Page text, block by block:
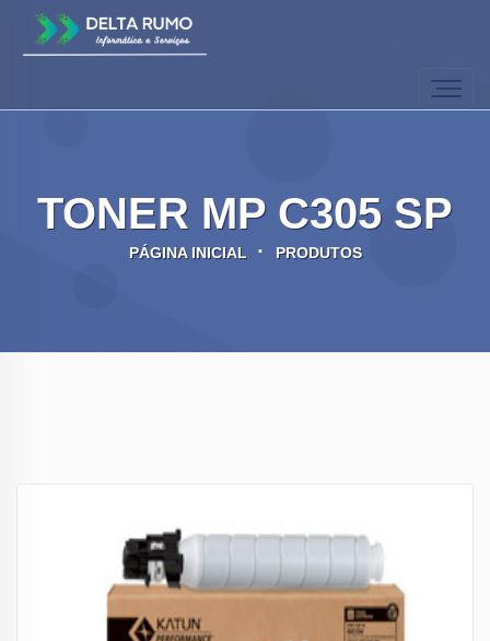
TONER MP C305 SP
PÁGINA INICIAL PRODUTOS